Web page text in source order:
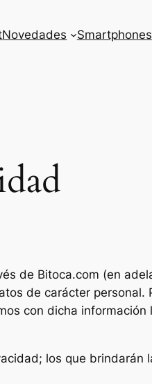
Novedades Smartphones
de Bitoca.com (en
de carácter personal.
con dicha información
los que brindarán